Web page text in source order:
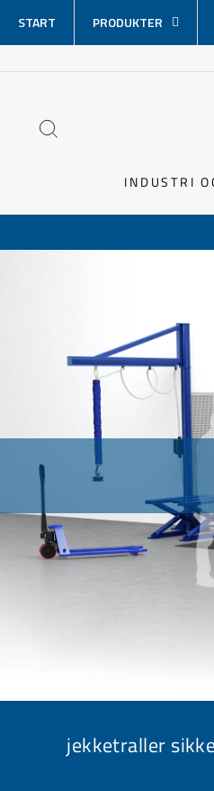
over
innhold
START PRODUKTER
INDUSTRI
jekketraller